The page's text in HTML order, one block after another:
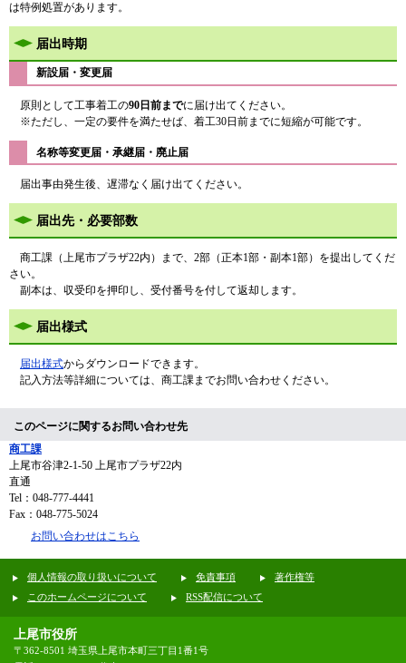
は特例処置があります。
届出時期
新設届・変更届
原則として工事着工の90日前までに届け出てください。
※ただし、一定の要件を満たせば、着工30日前までに短縮が可能です。
名称等変更届・承継届・廃止届
届出事由発生後、遅滞なく届け出てください。
届出先・必要部数
商工課（上尾市プラザ22内）まで、2部（正本1部・副本1部）を提出してくだ
さい。
副本は、収受印を押印し、受付番号を付して返却します。
届出様式
届出様式からダウンロードできます。
記入方法等詳細については、商工課までお問い合わせください。
このページに関するお問い合わせ先
商工課
上尾市谷津2-1-50 上尾市プラザ22内
直通
Tel：048-777-4441
Fax：048-775-5024
お問い合わせはこちら
個人情報の取り扱いについて 免責事項
著作権等
このホームページについて
RSS配信について
上尾市役所
〒362-8501 埼玉県上尾市本町三丁目1番1号